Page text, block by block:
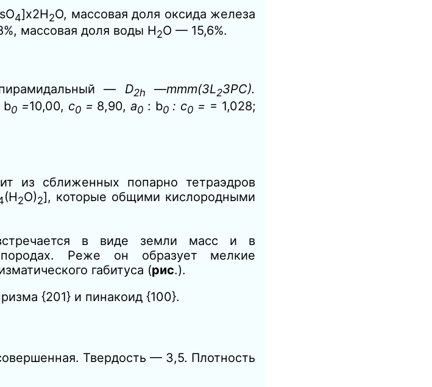
4]x2Н2O, массовая доля оксида железа
массовая доля воды Н2O — 15,6%.
— D2h —mmm(3L23PC).
b0 =10,00, с0= 8,90,а0 : b0: с0 = = 1,028;
из сближенных попарно тетраэдров
(H2O)2], которые общими кислородными
в виде земли масс и в
Реже он образует мелкие
габитуса (рис.).
{201} и пинакоид {100}.
Твердость — 3,5. Плотность